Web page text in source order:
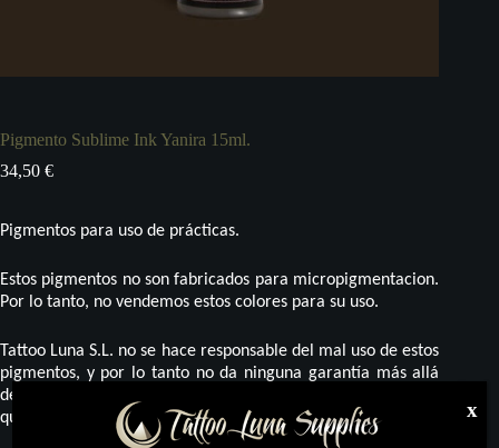
Pigmento Sublime Ink Yanira 15ml.
34,50 €
Pigmentos para uso de prácticas.
Estos pigmentos no son fabricados para micropigmentacion.
Por lo tanto, no vendemos estos colores para su uso.
Tattoo Luna S.L. no se hace responsable del mal uso de estos
pigmentos, y por lo tanto no da ninguna garantía más allá
del uso adecuado para el trazo en pieles sintéticas, fin al
que está destinado este producto.
x